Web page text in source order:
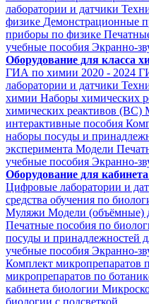
лаборатории и датчики
физике Демонстрационные
приборы по физике
учебные пособия Экранно-
Оборудование для класса
ГИА по химии 2020 - 2024
лаборатории и датчики
химии Наборы химических
химических реактивов (ВС)
интерактивные пособия
наборы посуды и
эксперимента Модели
учебные пособия Экранно-
Оборудование для
Цифровые лаборатории и
средства обучения по
Муляжи Модели (объёмные)
Печатные пособия по
посуды и принадлежностей
учебные пособия Экранно-
Комплект микропрепаратов
микропрепаратов по
кабинета биологии
биологии с подсветкой